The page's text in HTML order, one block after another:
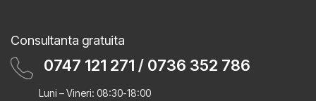
Consultanta gratuita
0747 121 271 / 0736 352 786
Luni – Vineri: 08:30-18:00